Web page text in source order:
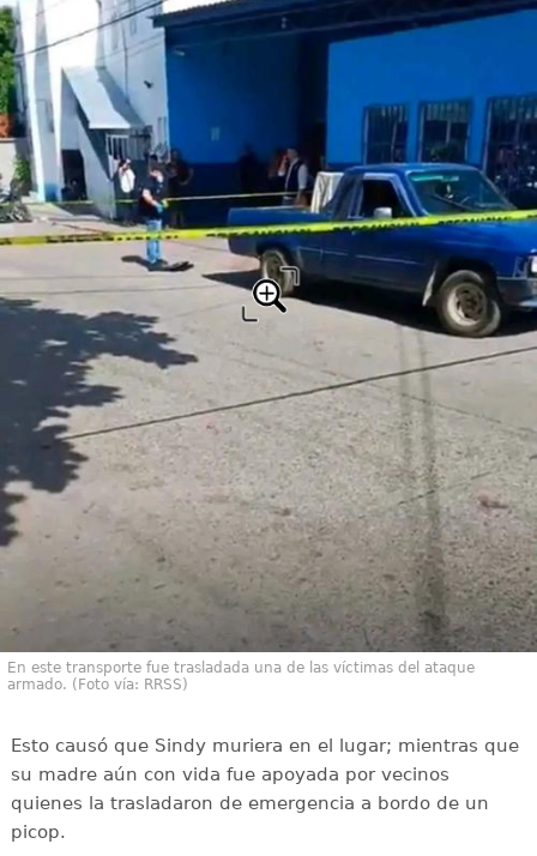
En este transporte fue trasladada una de las víctimas del ataque
armado. (Foto vía: RRSS)
Esto causó que Sindy muriera en el lugar; mientras que
su madre aún con vida fue apoyada por vecinos
quienes la trasladaron de emergencia a bordo de un
picop.